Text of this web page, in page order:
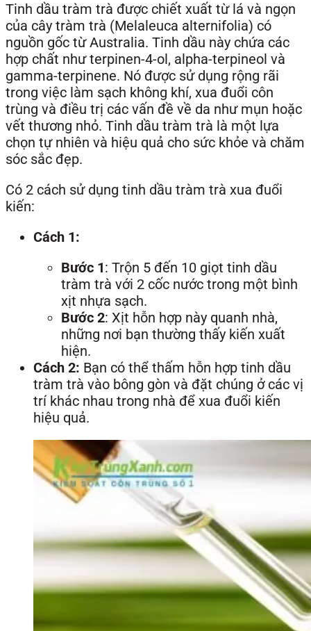
Tinh dầu tràm trà được chiết xuất từ lá và ngọn
của cây tràm trà (Melaleuca alternifolia) có
nguồn gốc từ Australia. Tinh dầu này chứa các
hợp chất như terpinen-4-ol, alpha-terpineol và
gamma-terpinene. Nó được sử dụng rộng rãi
trong việc làm sạch không khí, xua đuổi côn
trùng và điều trị các vấn đề về da như mụn hoặc
vết thương nhỏ. Tinh dầu tràm trà là một lựa
chọn tự nhiên và hiệu quả cho sức khỏe và chăm
sóc sắc đẹp.
Có 2 cách sử dụng tinh dầu tràm trà xua đuổi
kiến:
Cách 1:
Bước 1: Trộn 5 đến 10 giọt tinh dầu
tràm trà với 2 cốc nước trong một bình
xịt nhựa sạch.
Bước 2: Xịt hỗn hợp này quanh nhà,
những nơi bạn thường thấy kiến xuất
hiện.
Cách 2: Bạn có thể thấm hỗn hợp tinh dầu
tràm trà vào bông gòn và đặt chúng ở các vị
trí khác nhau trong nhà để xua đuổi kiến
hiệu quả.